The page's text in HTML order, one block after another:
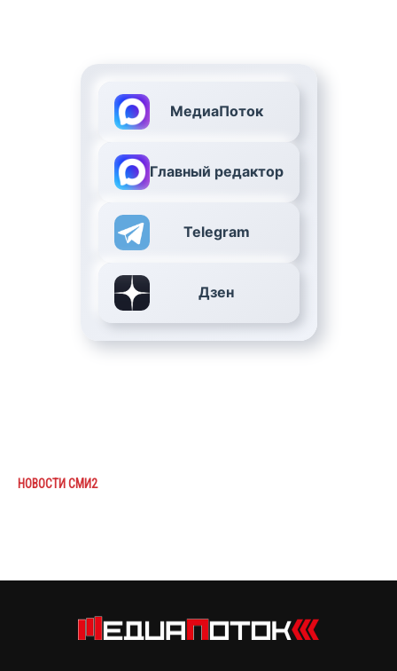
МедиаПоток
Главный редактор
Telegram
Дзен
НОВОСТИ СМИ2